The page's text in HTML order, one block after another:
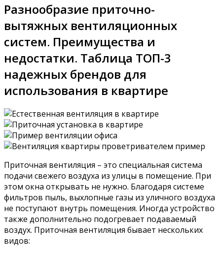
Разнообразие приточно-
вытяжных вентиляционных
систем. Преимущества и
недостатки. Таблица ТОП-3
надежных брендов для
использования в квартире
Приточная вентиляция – это специальная система
подачи свежего воздуха из улицы в помещение. При
этом окна открывать не нужно. Благодаря системе
фильтров пыль, выхлопные газы из уличного воздуха
не поступают внутрь помещения. Иногда устройство
также дополнительно подогревает подаваемый
воздух. Приточная вентиляция бывает нескольких
видов: